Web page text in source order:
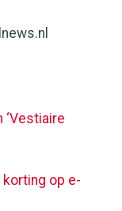
op e-